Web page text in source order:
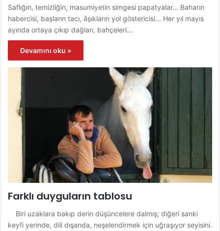
Saflığın, temizliğin, masumiyetin simgesi papatyalar… Baharın
habercisi, başların tacı, âşıkların yol göstericisi… Her yıl mayıs
ayında ortaya çıkıp dağları, bahçeleri…
Devamını oku »
Farklı duyguların tablosu
Biri uzaklara bakıp derin düşüncelere dalmış; diğeri sanki
keyfi yerinde, dili dışarıda, neşelendirmek için uğraşıyor seyisini.